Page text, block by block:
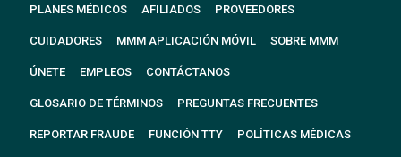
PLANES MÉDICOS AFILIADOS PROVEEDORES
CUIDADORES MMM APLICACIÓN MÓVIL SOBRE MMM
ÚNETE EMPLEOS CONTÁCTANOS
GLOSARIO DE TÉRMINOS PREGUNTAS FRECUENTES
REPORTAR FRAUDE FUNCIÓN TTY POLÍTICAS MÉDICAS